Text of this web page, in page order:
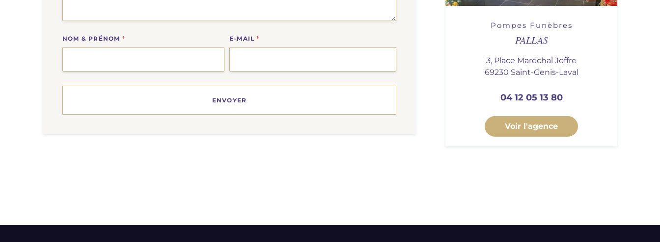
NOM & PRÉNOM * E-MAIL*
Pompes Funèbres
PALLAS
3, Place Maréchal Joffre
69230 Saint-Genis-Laval
04 12 05 13 80
Voir l'agence